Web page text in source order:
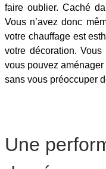
faire oublier. Caché
Vous n’avez donc
votre chauffage est
votre décoration.
vous pouvez
sans vous préoccuper
Une